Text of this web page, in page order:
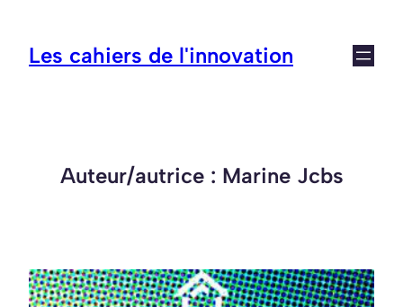
contenu
Les cahiers de l'innovation
Auteur/autrice : Marine Jcbs